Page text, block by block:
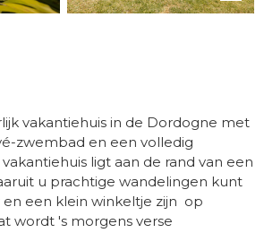
vakantiehuis in de Dordogne met
zwembad en een volledig
ligt aan de rand van een
u prachtige wandelingen kunt
een klein winkeltje zijn op
wordt 's morgens verse